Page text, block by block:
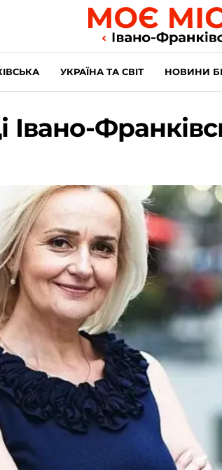
УКРАЇНА ТА СВІТ НОВИНИ
Івано-